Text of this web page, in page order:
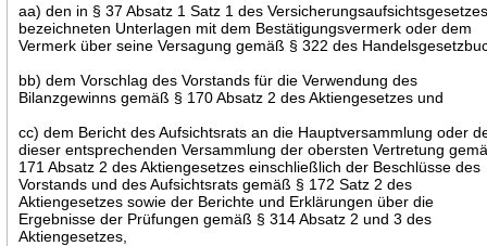
aa) den in § 37 Absatz 1 Satz 1 des
bezeichneten Unterlagen mit dem Bestätigungsvermerk oder dem
Vermerk über seine Versagung gemäß § 322 des
bb) dem Vorschlag des Vorstands für die Verwendung des
Bilanzgewinns gemäß § 170 Absatz 2 des Aktiengesetzes und
cc) dem Bericht des Aufsichtsrats an die Hauptversammlung oder
dieser entsprechenden Versammlung der obersten Vertretung
171 Absatz 2 des Aktiengesetzes einschließlich der Beschlüsse des
Vorstands und des Aufsichtsrats gemäß § 172 Satz 2 des
Aktiengesetzes sowie der Berichte und Erklärungen über die
Ergebnisse der Prüfungen gemäß § 314 Absatz 2 und 3 des
Aktiengesetzes,